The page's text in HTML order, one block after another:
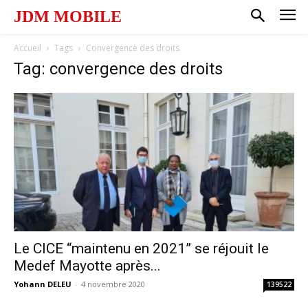
JDM MOBILE
Accueil Tags Convergence des droits
Tag: convergence des droits
Le CICE “maintenu en 2021” se réjouit le
Medef Mayotte après...
Yohann DELEU - 4 novembre 2020 139522